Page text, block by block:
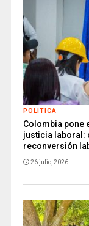
POLITICA
Colombia pone
justicia laboral:
reconversión
26 julio, 2026